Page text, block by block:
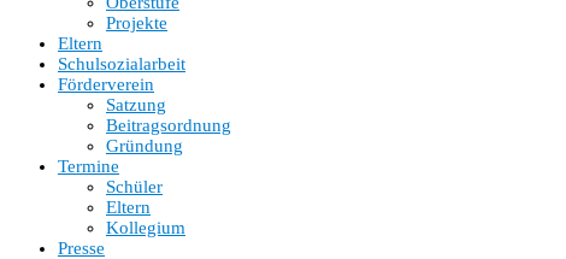
Projekte
Eltern
Schulsozialarbeit
Förderverein
Satzung
Beitragsordnung
Gründung
Termine
Schüler
Eltern
Kollegium
Presse